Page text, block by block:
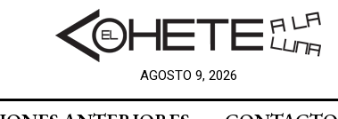
AGOSTO 9, 2026